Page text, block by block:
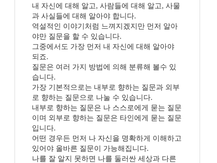
내 자신에 대해 알고, 사람들에 대해 알고, 사물
과 사실들에 대해 알아야 합니다.
역설적인 이야기처럼 느껴지겠지만 먼저 알아
야만 질문을 할 수 있습니다.
그중에서도 가장 먼저 내 자신에 대해 알아야
되죠.
질문은 여러 가지 방법에 의해 분류해 볼수 있
습니다.
가장 기본적으로는 내부로 향하는 질문과 외부
로 향하는 질문으로 나눌 수 있습니다.
내부로 향하는 질문은 나 스스로에게 묻는 질문
이며 외부로 향하는 질문은 타인에게 묻는 질문
입니다.
어떤 경우든 먼저 나 자신을 명확하게 이해하고
있어야 올바른 질문이 가능해집니다.
나를 잘 알지 못하면 나를 둘러싼 세상과 다른